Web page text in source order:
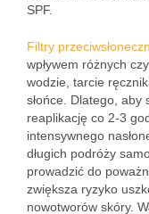
SPF.
Filtry
wpływem różnych
wodzie, tarcie
słońce. Dlatego,
reaplikację co 2-3
intensywnego
długich podróży
prowadzić do
zwiększa ryzyko
nowotworów skóry.